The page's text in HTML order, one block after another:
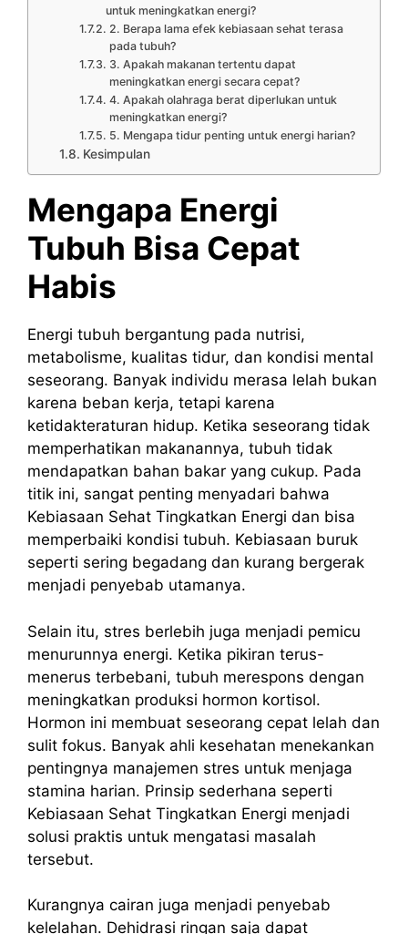
untuk meningkatkan energi?
2. Berapa lama efek kebiasaan sehat terasa
pada tubuh?
3. Apakah makanan tertentu dapat
meningkatkan energi secara cepat?
4. Apakah olahraga berat diperlukan untuk
meningkatkan energi?
5. Mengapa tidur penting untuk energi harian?
Kesimpulan
Mengapa Energi
Tubuh Bisa Cepat
Habis
Energi tubuh bergantung pada nutrisi,
metabolisme, kualitas tidur, dan kondisi mental
seseorang. Banyak individu merasa lelah bukan
karena beban kerja, tetapi karena
ketidakteraturan hidup. Ketika seseorang tidak
memperhatikan makanannya, tubuh tidak
mendapatkan bahan bakar yang cukup. Pada
titik ini, sangat penting menyadari bahwa
Kebiasaan Sehat Tingkatkan Energi dan bisa
memperbaiki kondisi tubuh. Kebiasaan buruk
seperti sering begadang dan kurang bergerak
menjadi penyebab utamanya.
Selain itu, stres berlebih juga menjadi pemicu
menurunnya energi. Ketika pikiran terus-
menerus terbebani, tubuh merespons dengan
meningkatkan produksi hormon kortisol.
Hormon ini membuat seseorang cepat lelah dan
sulit fokus. Banyak ahli kesehatan menekankan
pentingnya manajemen stres untuk menjaga
stamina harian. Prinsip sederhana seperti
Kebiasaan Sehat Tingkatkan Energi menjadi
solusi praktis untuk mengatasi masalah
tersebut.
Kurangnya cairan juga menjadi penyebab
kelelahan. Dehidrasi ringan saja dapat